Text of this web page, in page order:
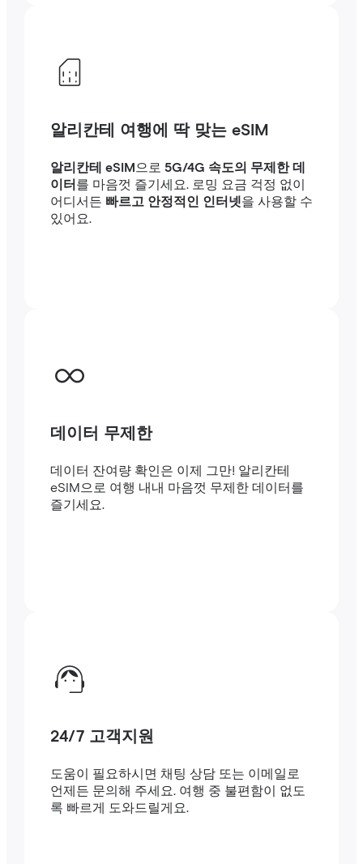
알리칸테 여행에 딱 맞는 eSIM
알리칸테 eSIM 으로 5G/4G 속도의 무제한 데
이터 를 마음껏 즐기세요. 로밍 요금 걱정 없이
어디서든 빠르고 안정적인 인터넷을 사용할 수
있어요.
데이터 무제한
데이터 잔여량 확인은 이제 그만! 알리칸테
eSIM으로 여행 내내 마음껏 무제한 데이터를
즐기세요.
24/7 고객지원
도움이 필요하시면 채팅 상담 또는 이메일로
언제든 문의해 주세요. 여행 중 불편함이 없도
록 빠르게 도와드릴게요.